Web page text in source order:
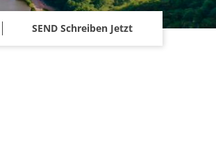
SEND Schreiben Jetzt